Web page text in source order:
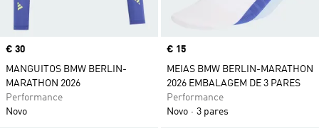
Price
€ 30
MANGUITOS BMW BERLIN-
MARATHON 2026
Performance
Novo
Price
€ 15
MEIAS BMW BERLIN-MARATHON
2026 EMBALAGEM DE 3 PARES
Performance
Novo
3 pares